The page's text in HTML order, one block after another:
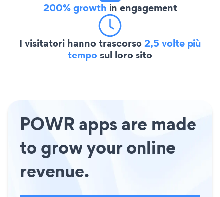
200% growth in engagement
I visitatori hanno trascorso2,5 volte più
temposul loro sito
POWR apps are made
to grow your online
revenue.